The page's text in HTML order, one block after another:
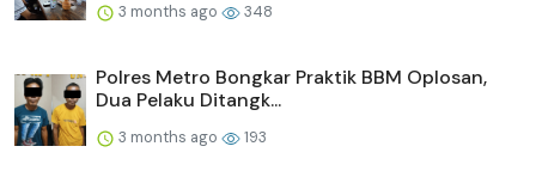
3 months ago 348
Polres Metro Bongkar Praktik BBM Oplosan,
Dua Pelaku Ditangk...
3 months ago 193